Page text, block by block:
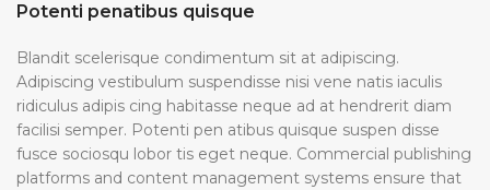
Potenti penatibus quisque
Blandit scelerisque condimentum sit at adipiscing.
Adipiscing vestibulum suspendisse nisi vene natis iaculis
ridiculus adipis cing habitasse neque ad at hendrerit diam
facilisi semper. Potenti pen atibus quisque suspen disse
fusce sociosqu lobor tis eget neque. Commercial publishing
platforms and content management systems ensure that